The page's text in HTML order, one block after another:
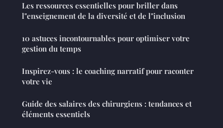
Les ressources essentielles pour briller dans
l"enseignement de la diversité et de l"inclusion
10 astuces incontournables pour optimiser votre
gestion du temps
Inspirez-vous : le coaching narratif pour raconter
votre vie
Guide des salaires des chirurgiens : tendances et
éléments essentiels